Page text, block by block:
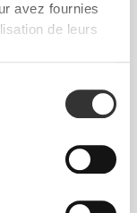
avez fournies
de leurs